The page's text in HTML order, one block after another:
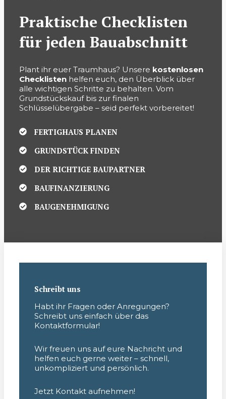
Praktische Checklisten
für jeden Bauabschnitt
Plant ihr euer Traumhaus? Unsere kostenlosen
Checklisten helfen euch, den Überblick über
alle wichtigen Schritte zu behalten. Vom
Grundstückskauf bis zur finalen
Schlüsselübergabe – seid perfekt vorbereitet!
FERTIGHAUS PLANEN
GRUNDSTÜCK FINDEN
DER RICHTIGE BAUPARTNER
BAUFINANZIERUNG
BAUGENEHMIGUNG
Schreibt uns
Habt ihr Fragen oder Anregungen?
Schreibt uns einfach über das
Kontaktformular!
Wir freuen uns auf eure Nachricht und
helfen euch gerne weiter – schnell,
unkompliziert und persönlich.
Jetzt Kontakt aufnehmen!